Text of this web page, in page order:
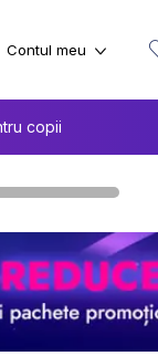
copii
Contul meu